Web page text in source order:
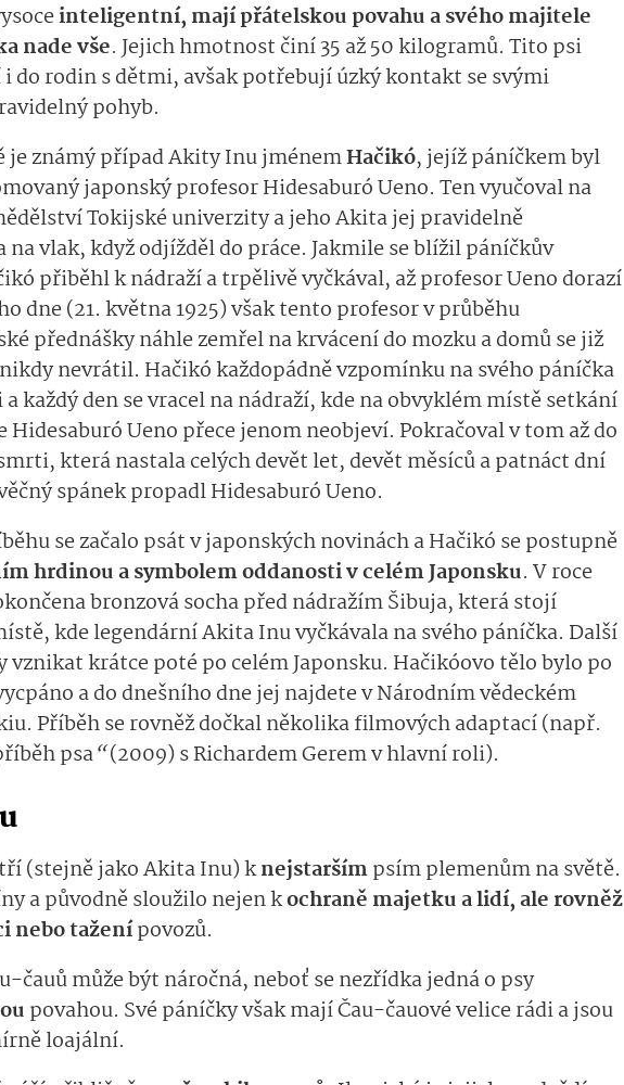
inteligentní, mají přátelskou povahu a svého majitele
nade vše. Jejich hmotnost činí 35 až 50 kilogramů. Tito psi
do rodin s dětmi, avšak potřebují úzký kontakt se svými
pohyb.
je známý případ Akity Inu jménemHačikó, jejíž páníčkem byl
japonský profesor Hidesaburó Ueno. Ten vyučoval na
Tokijské univerzity a jeho Akita jej pravidelně
na vlak, když odjížděl do práce. Jakmile se blížil páníčkův
přiběhl k nádraží a trpělivě vyčkával, až profesor Ueno dorazí
dne (21. května 1925) však tento profesor v průběhu
přednášky náhle zemřel na krvácení do mozku a domů se již
nevrátil. Hačikó každopádně vzpomínku na svého páníčka
každý den se vracel na nádraží, kde na obvyklém místě setkání
Hidesaburó Ueno přece jenom neobjeví. Pokračoval v tom až do
která nastala celých devět let, devět měsíců a patnáct dní
spánek propadl Hidesaburó Ueno.
se začalo psát v japonských novinách a Hačikó se postupně
hrdinou a symbolem oddanosti v celém Japonsku. V roce
bronzová socha před nádražím Šibuja, která stojí
kde legendární Akita Inu vyčkávala na svého páníčka. Další
vznikat krátce poté po celém Japonsku. Hačikóovo tělo bylo po
a do dnešního dne jej najdete v Národním vědeckém
Příběh se rovněž dočkal několika filmových adaptací (např.
psa“(2009) s Richardem Gerem v hlavní roli).
(stejně jako Akita Inu) knejstaršímpsím plemenům na světě.
a původně sloužilo nejen kochraně majetku a lidí, ale rovněž
nebo taženípovozů.
čauů může být náročná, neboť se nezřídka jedná o psy
povahou. Své páníčky však mají Čau-čauové velice rádi a jsou
loajální.